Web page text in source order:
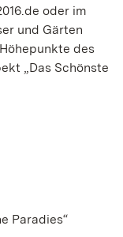
oder im
und Gärten
des
„Das Schönste
Paradies“